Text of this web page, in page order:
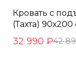
Кровать с
(Тахта) 90х200
32 990 ₽42